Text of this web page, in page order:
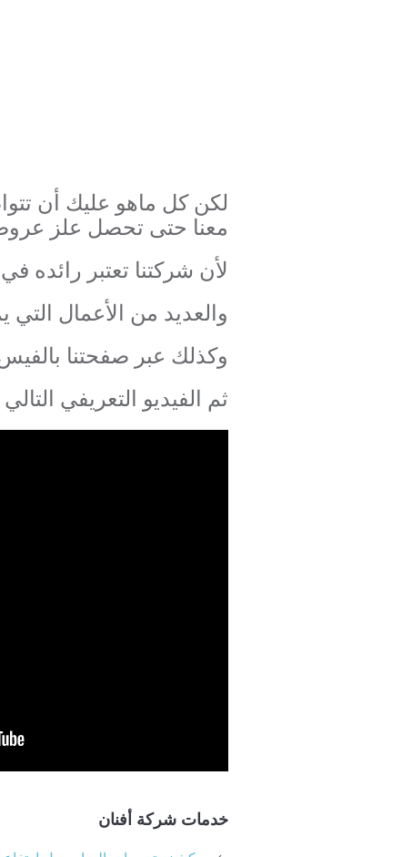
لكن كل ماهو عليك أن
معنا حتى تحصل علز
لأن شركتنا تعتبر
والعديد من الأعمال التي
وكذلك عبر صفحتنا بالفيس
ثم الفيديو التعريفي
خدمات شركة أفنان